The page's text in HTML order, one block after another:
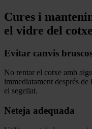
Cures i
el vidre del
Evitar canvis
No rentar el cotxe amb
immediatament després
el segellat.
Neteja adequada